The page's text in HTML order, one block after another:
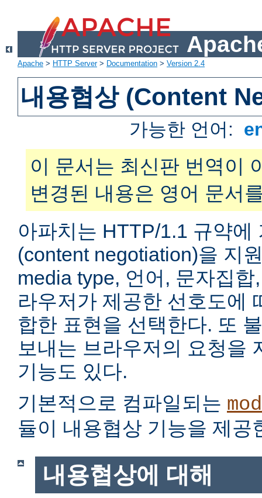
Apache > HTTP Server> Documentation > Version 2.4
내용협상 (Content
가능한 언어:
이 문서는 최신판 번역이
변경된 내용은 영어 문서
아파치는 HTTP/1.1 규약에
(content negotiation)을 지
media type, 언어, 문자집
라우저가 제공한 선호도에
합한 표현을 선택한다. 또
보내는 브라우저의 요청을
기능도 있다.
기본적으로 컴파일되는
듈이 내용협상 기능을 제공
내용협상에 대해